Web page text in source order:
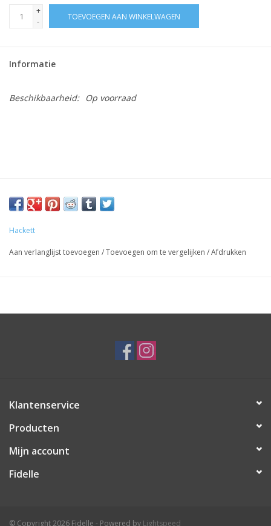
+
-
TOEVOEGEN AAN WINKELWAGEN
Informatie
Beschikbaarheid: Op voorraad
Hackett
Aan verlanglijst toevoegen /Toevoegen om te vergelijken /Afdrukken
Klantenservice
Producten
Mijn account
Fidelle
© Copyright 2026 Fidelle - Powered by Lightspeed